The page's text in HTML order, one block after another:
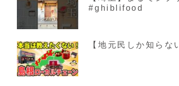
#ghiblifood
【地元民しか知ら